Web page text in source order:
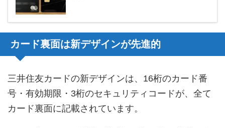
カード裏面は新デザインが先進的
三井住友カードの新デザインは、16桁のカード番
号・有効期限・3桁のセキュリティコードが、全て
カード裏面に記載されています。